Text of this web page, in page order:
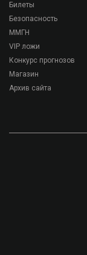
Билеты
Безопасность
ММГН
VIP ложи
Конкурс прогнозов
Магазин
Архив сайта